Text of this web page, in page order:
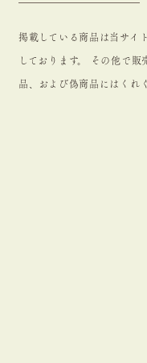
掲載している商品は当サイ
しております。 その他で
品、および偽商品にはくれ